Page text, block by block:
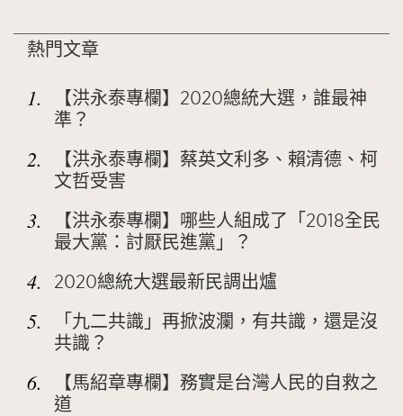
熱門文章
1.
【洪永泰專欄】2020總統大選，誰最神
準？
2.
【洪永泰專欄】蔡英文利多、賴清德、柯
文哲受害
3.
【洪永泰專欄】哪些人組成了「2018全民
最大黨：討厭民進黨」？
4. 2020總統大選最新民調出爐
5.
「九二共識」再掀波瀾，有共識，還是沒
共識？
6.
【馬紹章專欄】務實是台灣人民的自救之
道